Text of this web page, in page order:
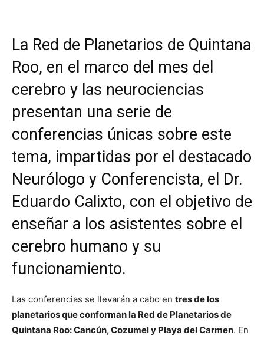
La Red de Planetarios de Quintana
Roo, en el marco del mes del
cerebro y las neurociencias
presentan una serie de
conferencias únicas sobre este
tema, impartidas por el destacado
Neurólogo y Conferencista, el Dr.
Eduardo Calixto, con el objetivo de
enseñar a los asistentes sobre el
cerebro humano y su
funcionamiento.
Las conferencias se llevarán a cabo en tres de los
planetarios que conforman la Red de Planetarios de
Quintana Roo: Cancún, Cozumel y Playa del Carmen. En